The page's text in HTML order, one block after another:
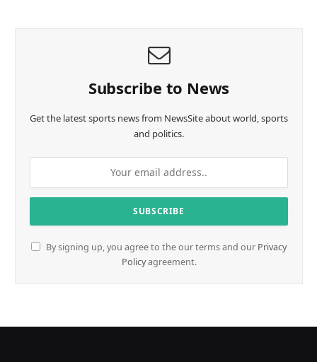
Subscribe to News
Get the latest sports news from NewsSite about world, sports
and politics.
By signing up, you agree to the our terms and our Privacy
Policyagreement.